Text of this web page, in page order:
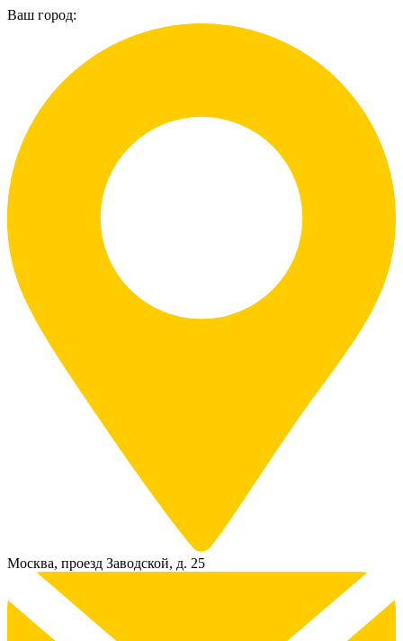
Ваш город:
Москва, проезд Заводской, д. 25